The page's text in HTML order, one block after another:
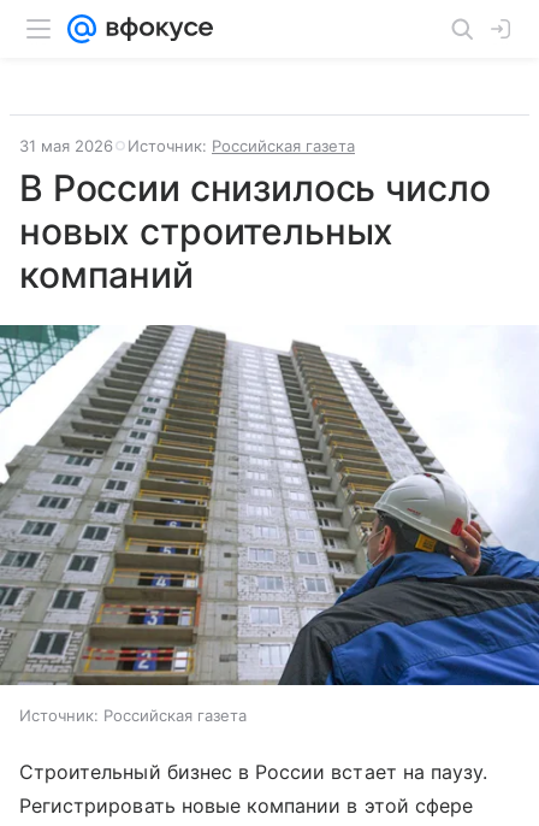
31 мая 2026 Источник: Российская газета
В России снизилось число
новых строительных
компаний
Источник: Российская газета
Строительный бизнес в России встает на паузу.
Регистрировать новые компании в этой сфере